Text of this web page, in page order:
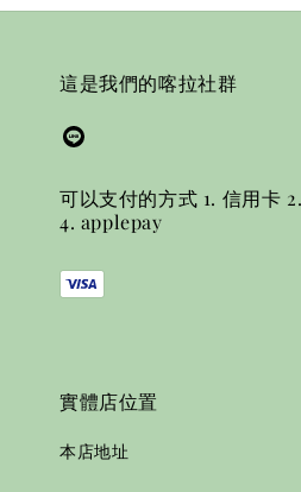
這是我們的喀拉社群
可以支付的方式 1. 信用卡
4. applepay
實體店位置
本店地址